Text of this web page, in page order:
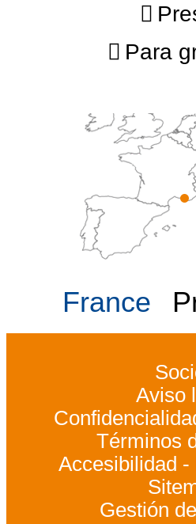
Para
France
Aviso
Términos
Accesibilidad
Gestión